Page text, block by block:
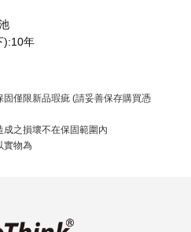
):10年
固僅限新品瑕疵 (請妥善保存購買憑
成之損壞不在保固範圍內
實物為